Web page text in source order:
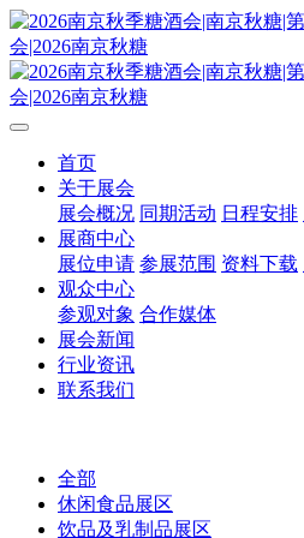
首页
关于展会
展会概况 同期活动 日程安排
展商中心
展位申请 参展范围 资料下载
观众中心
参观对象 合作媒体
展会新闻
行业资讯
联系我们
全部
休闲食品展区
饮品及乳制品展区